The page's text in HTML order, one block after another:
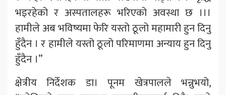
भइरहेको र अस्पतालहरू भरिएको अवस्था छ ।।।
हामीले अब भविष्यमा फेरि यस्तो ठूलो महामारी हुन दिनु
हुँदैन । र हामीले यस्तो ठूलो परिमाणमा अन्याय हुन दिनु
हुँदैन ।”
क्षेत्रीय निर्देशक डा। पूनम खेत्रपालले भन्नुभयो,